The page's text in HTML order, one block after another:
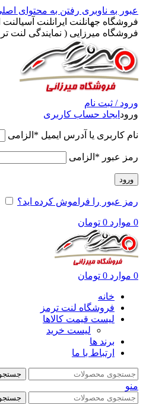
عبور به ناوبری رفتن به محتوای
فروشگاه جهانلنت ایرانلنت
فروشگاه میرزایی ( نمایندگی لنت
ورود / ثبت نام
ورود ایجاد حساب کاربری
نام کاربری یا آدرس ایمیل * الزامی
رمز عبور * الزامی
ورود
رمز عبور را فراموش کرده اید؟
0 موارد 0 تومان
0 موارد 0 تومان
خانه
فروشگاه لنت ترمز
لیست قیمت کالاها
لیست خرید
برند ها
ارتباط با ما
منو